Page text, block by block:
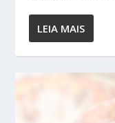
LEIA MAIS